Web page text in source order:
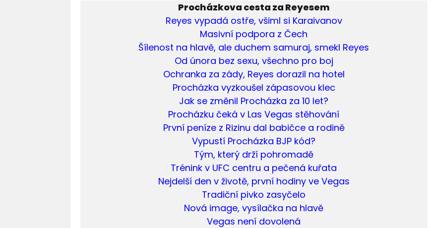
Procházkova cesta za Reyesem
Reyes vypadá ostře, všiml si Karaivanov
Masivní podpora z Čech
Šílenost na hlavě, ale duchem samuraj, smekl Reyes
Od února bez sexu, všechno pro boj
Ochranka za zády, Reyes dorazil na hotel
Procházka vyzkoušel zápasovou klec
Jak se změnil Procházka za 10 let?
Procházku čeká v Las Vegas stěhování
První peníze z Rizinu dal babičce a rodině
Vypustí Procházka BJP kód?
Tým, který drží pohromadě
Trénink v UFC centru a pečená kuřata
Nejdelší den v životě, první hodiny ve Vegas
Tradiční pivko zasyčelo
Nová image, vysílačka na hlavě
Vegas není dovolená